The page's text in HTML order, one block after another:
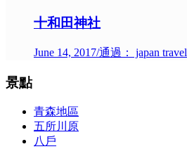
十和田神社
June 14, 2017/通過： japan travel
景點
青森地區
五所川原
八戶